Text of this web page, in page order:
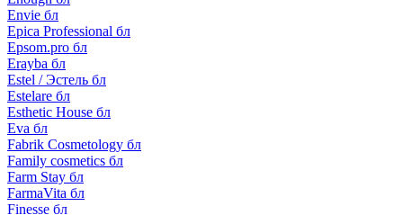
Envie бл
Epica Professional бл
Epsom.pro бл
Erayba бл
Estel / Эстель бл
Estelare бл
Esthetic House бл
Eva бл
Fabrik Cosmetology бл
Family cosmetics бл
Farm Stay бл
FarmaVita бл
Finesse бл